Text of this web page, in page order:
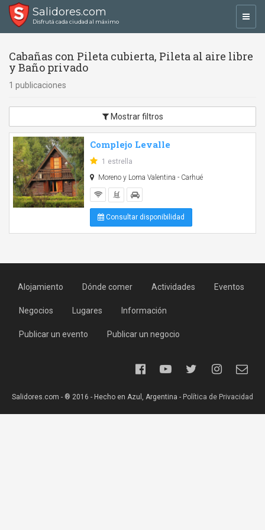
Salidores.com
Disfrutá cada ciudad al máximo
Cabañas con Pileta cubierta, Pileta al aire libre
y Baño privado
1 publicaciones
Mostrar filtros
Complejo Levalle
1 estrella
Moreno y Loma Valentina - Carhué
Consultar disponibilidad
Alojamiento Dónde comer Actividades Eventos
Negocios Lugares Información
Publicar un evento Publicar un negocio
Salidores.com - ® 2016 - Hecho en Azul, Argentina - Política de Privacidad